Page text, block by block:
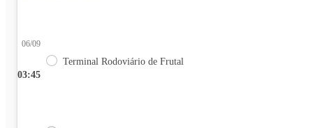
03:45
06/09
Terminal Rodoviário de Frutal